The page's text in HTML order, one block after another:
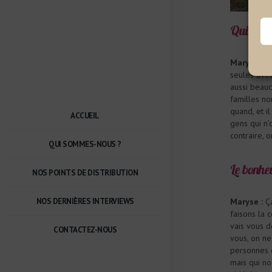
ACCUEIL
QUI SOMMES-NOUS ?
NOS POINTS DE DISTRIBUTION
NOS DERNIÈRES INTERVIEWS
CONTACTEZ-NOUS
Qui sont
Maryse :
seules
aussi
familles
quand, et
gens qui
contraire,
Le
Maryse :
faisons la
vais vous
vous, on
personnes
mais qui